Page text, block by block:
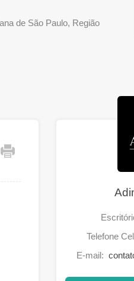
de São Paulo, Região
Telefone
E-mail: